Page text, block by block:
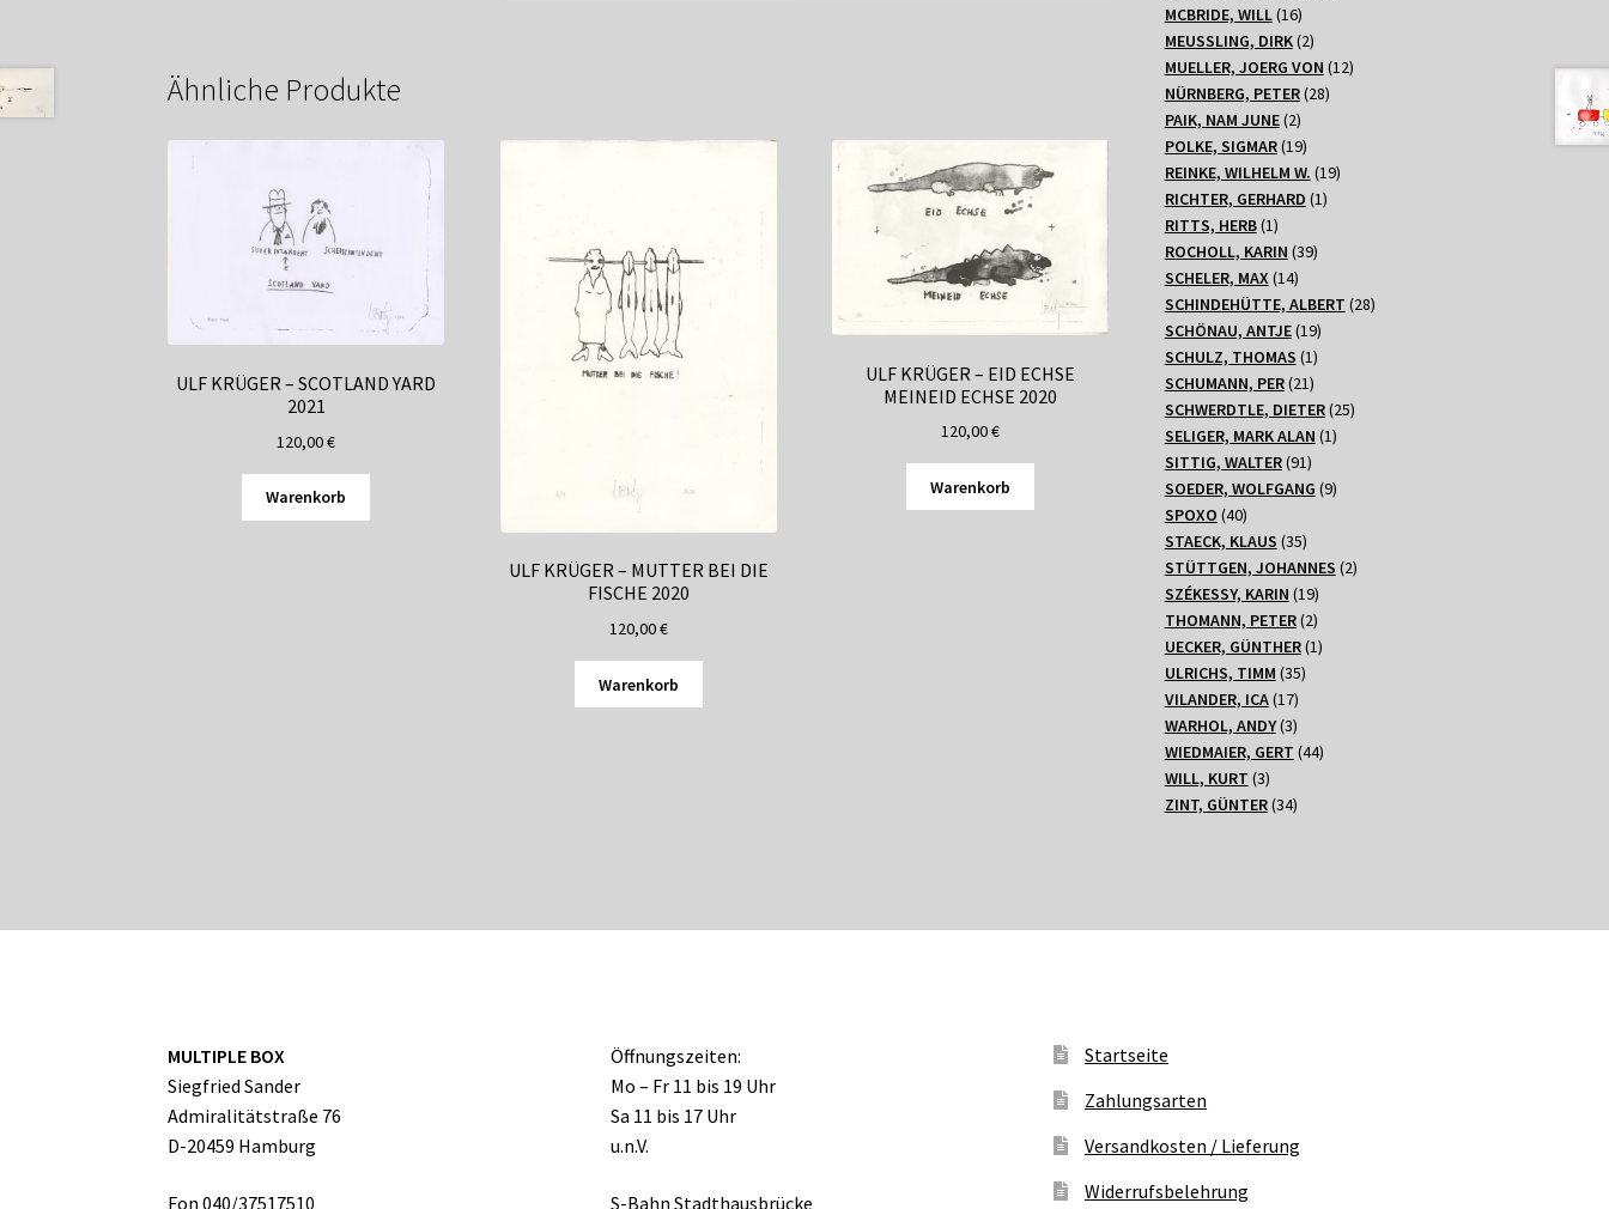
Ähnliche Produkte
ULF KRÜGER – SCOTLAND YARD
2021
120,00€
Warenkorb
ULF KRÜGER – MUTTER BEI DIE
FISCHE 2020
120,00€
Warenkorb
ULF KRÜGER – EID ECHSE
MEINEID ECHSE 2020
120,00€
Warenkorb
MCBRIDE, WILL 1616
Produkte
MEUSSLING, DIRK 22
Produkte
MUELLER, JOERG VON 1212
NÜRNBERG, PETER 2828
PAIK, NAM JUNE 22
Produkte
POLKE, SIGMAR 1919
Produkte
REINKE, WILHELM W. 1919
RICHTER, GERHARD 11
RITTS, HERB 11
Produkt
ROCHOLL, KARIN 3939
SCHELER, MAX 1414
Produkte
SCHINDEHÜTTE, ALBERT 2828
SCHÖNAU, ANTJE 1919
Produkte
SCHULZ, THOMAS 11
Produkt
SCHUMANN, PER 2121
Produkte
SCHWERDTLE, DIETER 2525
SELIGER, MARK ALAN 11
SITTIG, WALTER 9191
Produkte
SOEDER, WOLFGANG 99
SPOXO 4040
Produkte
STAECK, KLAUS 3535
Produkte
STÜTTGEN, JOHANNES 22
SZÉKESSY, KARIN 1919
Produkte
THOMANN, PETER 22
Produkte
UECKER, GÜNTHER 11
ULRICHS, TIMM 3535
VILANDER, ICA 1717
Produkte
WARHOL, ANDY 33
Produkte
WIEDMAIER, GERT 4444
WILL, KURT 33
Produkte
ZINT, GÜNTER 3434
MULTIPLE BOX
Siegfried Sander
Admiralitätstraße 76
D-20459 Hamburg
Fon 040/37517510
Öffnungszeiten:
Mo – Fr 11 bis 19 Uhr
Sa 11 bis 17 Uhr
u.n.V.
S-Bahn Stadthausbrücke
Startseite
Zahlungsarten
Versandkosten / Lieferung
Widerrufsbelehrung